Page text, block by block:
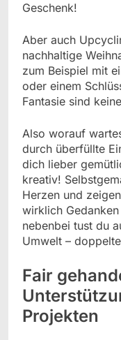
Geschenk!
Aber auch
nachhaltige
zum Beispiel mit
oder einem
Fantasie sind
Also worauf
durch überfüllte
dich lieber
kreativ!
Herzen und
wirklich
nebenbei tust du
Umwelt –
Fair
Projekten